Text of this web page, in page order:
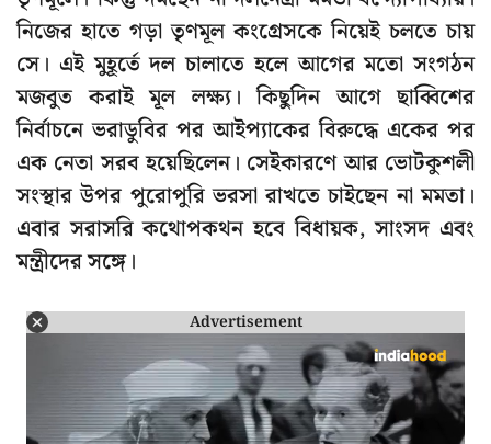
নিজের হাতে গড়া তৃণমূল কংগ্রেসকে নিয়েই চলতে চায়
সে। এই মুহূর্তে দল চালাতে হলে আগের মতো সংগঠন
মজবুত করাই মূল লক্ষ্য। কিছুদিন আগে ছাব্বিশের
নির্বাচনে ভরাডুবির পর আইপ্যাকের বিরুদ্ধে একের পর
এক নেতা সরব হয়েছিলেন। সেইকারণে আর ভোটকুশলী
সংস্থার উপর পুরোপুরি ভরসা রাখতে চাইছেন না মমতা।
এবার সরাসরি কথোপকথন হবে বিধায়ক, সাংসদ এবং
মন্ত্রীদের সঙ্গে।
Advertisement